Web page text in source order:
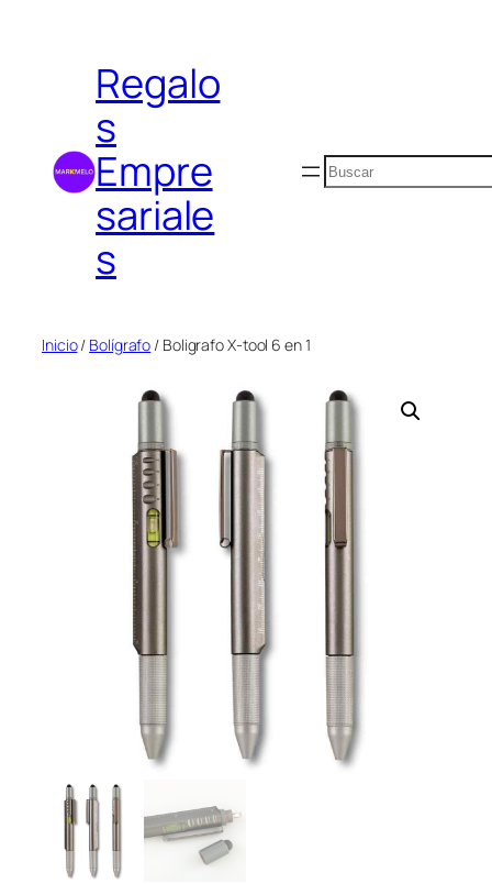
contenidoRegalo
s
Empre
sariale
s
Buscar
Inicio/ Bolígrafo / Boligrafo X-tool 6 en 1